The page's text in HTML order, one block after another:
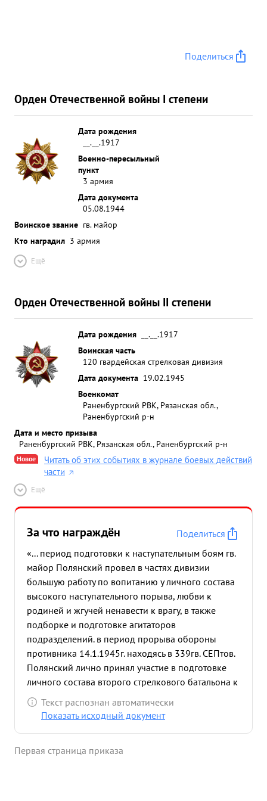
Поделиться
Орден Отечественной войны I степени
Дата рождения
__.__.1917
Военно-пересыльный
пункт
3 армия
Дата документа
05.08.1944
Воинское звание гв. майор
Кто наградил 3 армия
Ещё
Орден Отечественной войны II степени
Дата рождения
__.__.1917
Воинская часть
120 гвардейская стрелковая дивизия
Дата документа 19.02.1945
Военкомат
Раненбургский РВК, Рязанская обл.,
Раненбургский р-н
Дата и место призыва
Раненбургский РВК, Рязанская обл., Раненбургский р-н
Новое
Читать об этих событиях в журнале боевых действий
части
Ещё
За что награждён
Поделиться
«... период подготовки к наступательным боям гв.
майор Полянский провел в частях дивизии
большую работу по вопитанию у личного состава
высокого наступательного порыва, любви к
родиней и жгучей ненавести к врагу, в также
подборке и подготовке агитаторов
подразделений. в период прорыва обороны
противника 14.1.1945г. находясь в 339гв. СЕПтов.
Полянский лично принял участие в подготовке
личного состава второго стрелкового батальона к
атаке и в момент ее находился в пятой роте
воодушевляя личным примером бойцов и
районе Поникевка, будучи в 836гв. стрелковом
Текст распознан автоматически
Показать исходный документ
Первая страница приказа